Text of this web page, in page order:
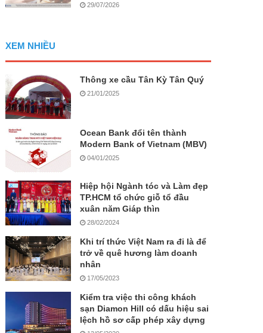
29/07/2026
XEM NHIỀU
Thông xe cầu Tân Kỳ Tân Quý
21/01/2025
Ocean Bank đổi tên thành
Modern Bank of Vietnam (MBV)
04/01/2025
Hiệp hội Ngành tóc và Làm đẹp
TP.HCM tổ chức giỗ tổ đầu
xuân năm Giáp thìn
28/02/2024
Khi trí thức Việt Nam ra đi là để
trở về quê hương làm doanh
nhân
17/05/2023
Kiểm tra việc thi công khách
sạn Diamon Hill có dấu hiệu sai
lệch hồ sơ cấp phép xây dựng